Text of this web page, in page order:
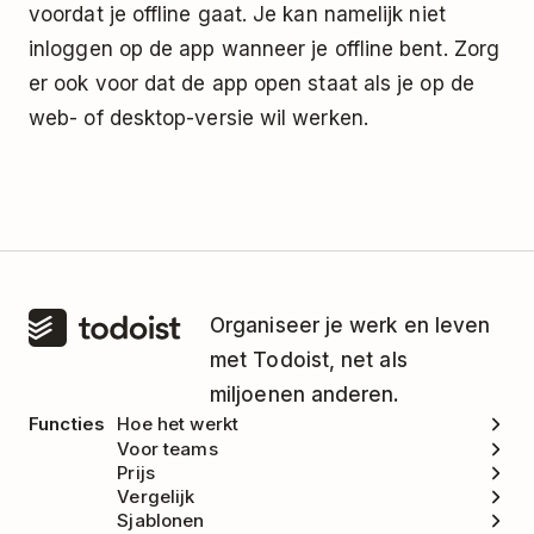
voordat je offline gaat. Je kan namelijk niet
inloggen op de app wanneer je offline bent. Zorg
er ook voor dat de app open staat als je op de
web- of desktop-versie wil werken.
Organiseer je werk en leven
met Todoist, net als
miljoenen anderen.
Functies
Hoe het werkt
Voor teams
Prijs
Vergelijk
Sjablonen